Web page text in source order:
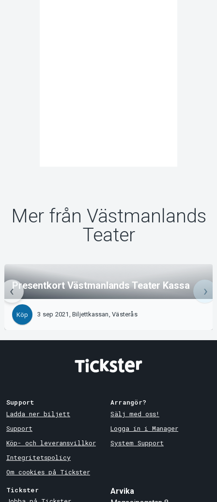
Mer från Västmanlands
Teater
Presentkort Västmanlands Teater Kassa
Köp 3 sep 2021, Biljettkassan, Västerås
Support
Ladda ner biljett
Support
Köp- och leveransvillkor
Integritetspolicy
Om cookies på Tickster
Arrangör?
Sälj med oss!
Logga in i Manager
System Support
Tickster
Arvika